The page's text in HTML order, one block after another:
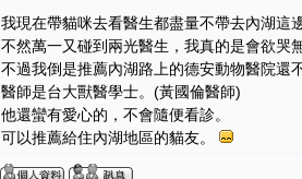
我現在帶貓咪去看醫生都盡量不帶去內湖這
不然萬一又碰到兩光醫生，我真的是會欲哭
不過我倒是推薦內湖路上的德安動物醫院還不
醫師是台大獸醫學士。(黃國倫醫師)
他還蠻有愛心的，不會隨便看診。
可以推薦給住內湖地區的貓友。